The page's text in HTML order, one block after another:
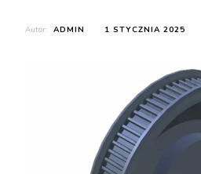
Autor: ADMIN 1 STYCZNIA 2025